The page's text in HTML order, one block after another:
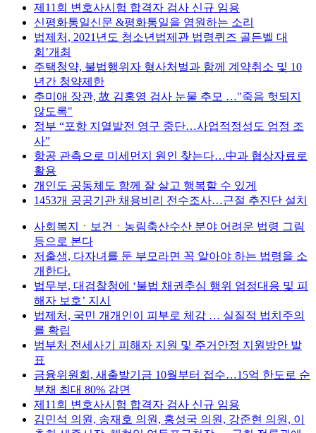
제11회 변호사시험 합격자 검사 신규 임용
신평화통일신문 &평화통일을 염원하는 소리
법제처, 2021년도 청소년법제관 법령퀴즈 골든벨 대
회’개최
주택청약, 불법행위자 형사처벌과 함께 계약취소 및 10
년간 청약제한
추미애 장관, 故 김홍영 검사 눈물 추모 …"죽음 헛되지
않도록"
정부 “포항 지열발전 영구 중단…사업적정성도 엄정 조
사”
항공 관측으로 미세먼지 원인 찾는다…中과 협상자료로
활용
개인도 공동체도 함께 잘 살고 행복할 수 있게
1453개 공공기관 채용비리 전수조사…근절 추진단 설치
사회복지ㆍ보건ㆍ농림축산수산 분야 어려운 법령 그림
등으로 본다
저출생, 다자녀를 둔 부모라면 꼭 알아야 하는 법령을 소
개한다.
법무부, 대검찰청에 ‘불법 채권추심 행위 엄정대응 및 피
해자 보호’ 지시
법제처, 국민 개개인이 피부로 체감 … 실질적 법치주의
를 확립
범부처 전세사기 피해자 지원 및 주거안정 지원방안 발
표
금융위원회, 새출발기금 10월부터 접수…15억 한도로 순
부채 최대 80% 감면
제11회 변호사시험 합격자 검사 신규 임용
김민석 의원, 송재호 의원, 홍성국 의원, 강준현 의원, 이